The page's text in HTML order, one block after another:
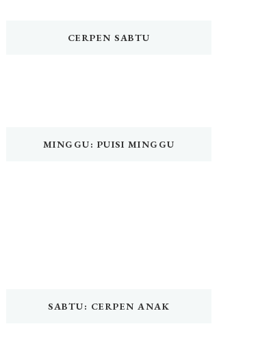
CERPEN SABTU
MINGGU: PUISI MINGGU
SABTU: CERPEN ANAK